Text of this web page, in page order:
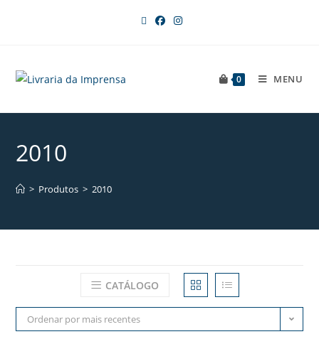
0 MENU
2010
> Produtos > 2010
CATÁLOGO
Ordenar por mais recentes